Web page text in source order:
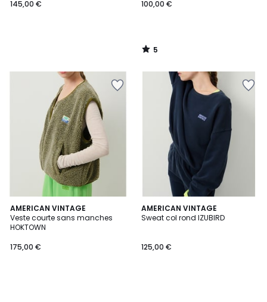
145,00 € 100,00 €
5
/
AMERICAN VINTAGE
Veste courte sans manches
HOKTOWN
175,00 €
AMERICAN VINTAGE
Sweat col rond IZUBIRD
125,00 €